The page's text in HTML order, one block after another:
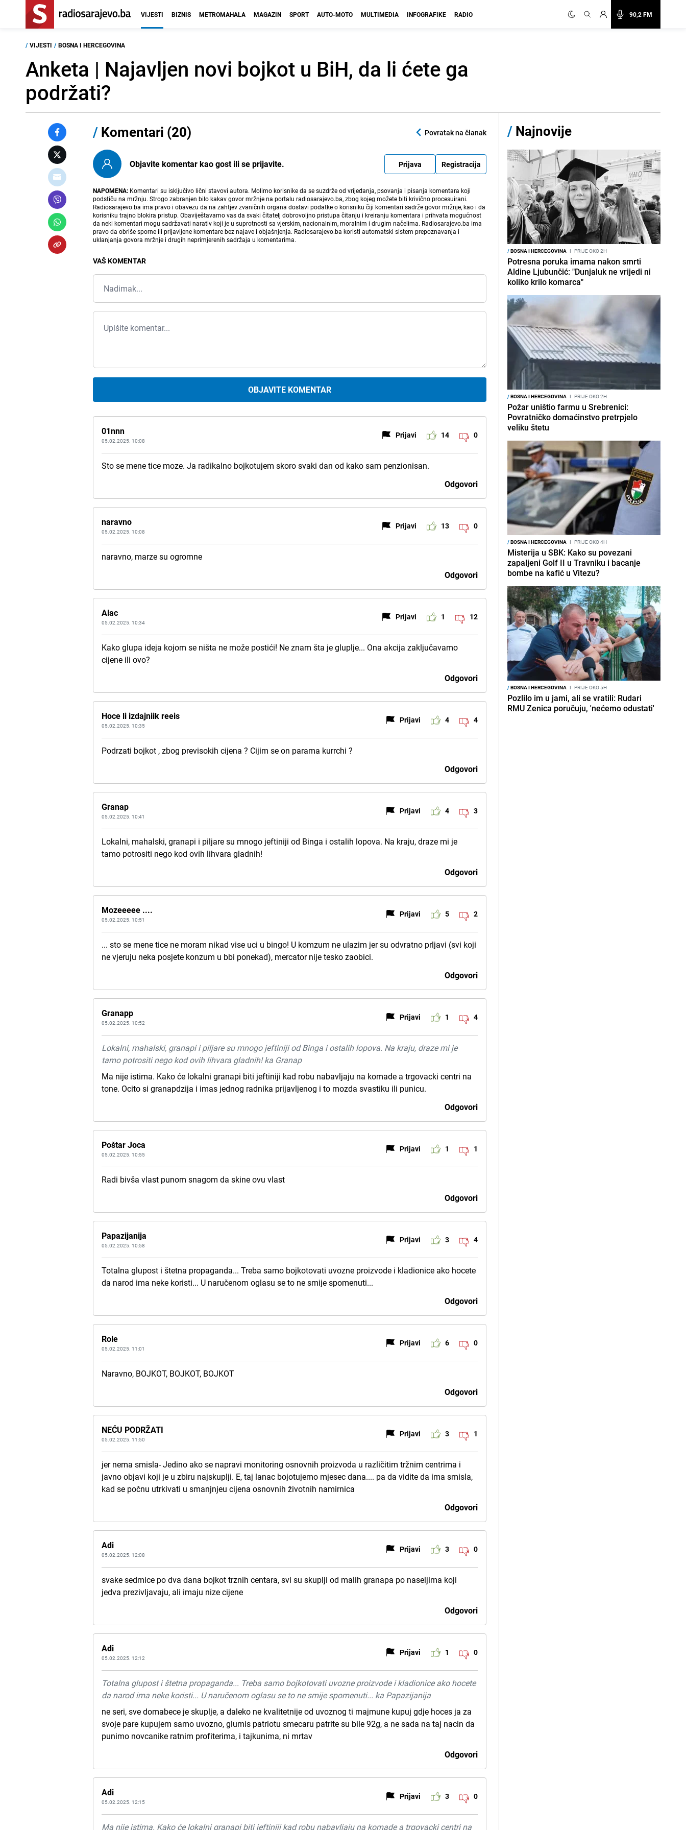
90,2 FM
VIJESTI BIZNIS METROMAHALA MAGAZIN SPORT AUTO-MOTO MULTIMEDIA INFOGRAFIKE RADIO
/ VIJESTI / BOSNA I HERCEGOVINA
Anketa | Najavljen novi bojkot u BiH, da li ćete ga
podržati?
/ Komentari (20) Povratak na članak
Objavite komentar kao gost ili se prijavite. Prijava Registracija
NAPOMENA: Komentari su isključivo lični stavovi autora. Molimo korisnike da se suzdrže od vrijeđanja, psovanja i pisanja komentara koji
podstiču na mržnju. Strogo zabranjen bilo kakav govor mržnje na portalu radiosarajevo.ba, zbog kojeg možete biti krivično procesuirani.
Radiosarajevo.ba ima pravo i obavezu da na zahtjev zvaničnih organa dostavi podatke o korisniku čiji komentari sadrže govor mržnje, kao i da
korisniku trajno blokira pristup. Obaviještavamo vas da svaki čitatelj dobrovoljno pristupa čitanju i kreiranju komentara i prihvata mogućnost
da neki komentari mogu sadržavati narativ koji je u suprotnosti sa vjerskim, nacionalnim, moralnim i drugim načelima. Radiosarajevo.ba ima
pravo da obriše sporne ili prijavljene komentare bez najave i objašnjenja. Radiosarajevo.ba koristi automatski sistem prepoznavanja i
uklanjanja govora mržnje i drugih neprimjerenih sadržaja u komentarima.
VAŠ KOMENTAR
OBJAVITE KOMENTAR
01nnn
05.02.2025. 10:08
Prijavi 14 0
Sto se mene tice moze. Ja radikalno bojkotujem skoro svaki dan od kako sam penzionisan.
Odgovori
naravno
05.02.2025. 10:08
Prijavi 13 0
naravno, marze su ogromne
Odgovori
Alac
05.02.2025. 10:34
Prijavi 1 12
Kako glupa ideja kojom se ništa ne može postići! Ne znam šta je gluplje... Ona akcija zaključavamo
cijene ili ovo?
Odgovori
Hoce li izdajniik reeis
05.02.2025. 10:35
Prijavi 4 4
Podrzati bojkot , zbog previsokih cijena ? Cijim se on parama kurrchi ?
Odgovori
Granap
05.02.2025. 10:41
Prijavi 4 3
Lokalni, mahalski, granapi i piljare su mnogo jeftiniji od Binga i ostalih lopova. Na kraju, draze mi je
tamo potrositi nego kod ovih lihvara gladnih!
Odgovori
Mozeeeee ....
05.02.2025. 10:51
Prijavi 5 2
... sto se mene tice ne moram nikad vise uci u bingo! U komzum ne ulazim jer su odvratno prljavi (svi koji
ne vjeruju neka posjete konzum u bbi ponekad), mercator nije tesko zaobici.
Odgovori
Granapp
05.02.2025. 10:52
Prijavi 1 4
Lokalni, mahalski, granapi i piljare su mnogo jeftiniji od Binga i ostalih lopova. Na kraju, draze mi je
tamo potrositi nego kod ovih lihvara gladnih! ka Granap
Ma nije istima. Kako će lokalni granapi biti jeftiniji kad robu nabavljaju na komade a trgovacki centri na
tone. Ocito si granapdzija i imas jednog radnika prijavljenog i to mozda svastiku ili punicu.
Odgovori
Poštar Joca
05.02.2025. 10:55
Prijavi 1 1
Radi bivša vlast punom snagom da skine ovu vlast
Odgovori
Papazijanija
05.02.2025. 10:58
Prijavi 3 4
Totalna glupost i štetna propaganda... Treba samo bojkotovati uvozne proizvode i kladionice ako hocete
da narod ima neke koristi... U naručenom oglasu se to ne smije spomenuti...
Odgovori
Role
05.02.2025. 11:01
Prijavi 6 0
Naravno, BOJKOT, BOJKOT, BOJKOT
Odgovori
NEĆU PODRŽATI
05.02.2025. 11:50
Prijavi 3 1
jer nema smisla- Jedino ako se napravi monitoring osnovnih proizvoda u različitim tržnim centrima i
javno objavi koji je u zbiru najskuplji. E, taj lanac bojotujemo mjesec dana.... pa da vidite da ima smisla,
kad se počnu utrkivati u smanjnjeu cijena osnovnih životnih namirnica
Odgovori
Adi
05.02.2025. 12:08
Prijavi 3 0
svake sedmice po dva dana bojkot trznih centara, svi su skuplji od malih granapa po naseljima koji
jedva prezivljavaju, ali imaju nize cijene
Odgovori
Adi
05.02.2025. 12:12
Prijavi 1 0
Totalna glupost i štetna propaganda... Treba samo bojkotovati uvozne proizvode i kladionice ako hocete
da narod ima neke koristi... U naručenom oglasu se to ne smije spomenuti... ka Papazijanija
ne seri, sve domabece je skuplje, a daleko ne kvalitetnije od uvoznog ti majmune kupuj gdje hoces ja za
svoje pare kupujem samo uvozno, glumis patriotu smecaru patrite su bile 92g, a ne sada na taj nacin da
punimo novcanike ratnim profiterima, i tajkunima, ni mrtav
Odgovori
Adi
05.02.2025. 12:15
Prijavi 3 0
Ma nije istima. Kako će lokalni granapi biti jeftiniji kad robu nabavljaju na komade a trgovacki centri na
/ Najnovije
/BOSNA I HERCEGOVINA I PRIJE OKO 2H
Potresna poruka imama nakon smrti
Aldine Ljubunčić: "Dunjaluk ne vrijedi ni
koliko krilo komarca"
/BOSNA I HERCEGOVINA I PRIJE OKO 2H
Požar uništio farmu u Srebrenici:
Povratničko domaćinstvo pretrpjelo
veliku štetu
/BOSNA I HERCEGOVINA I PRIJE OKO 4H
Misterija u SBK: Kako su povezani
zapaljeni Golf II u Travniku i bacanje
bombe na kafić u Vitezu?
/BOSNA I HERCEGOVINA I PRIJE OKO 5H
Pozlilo im u jami, ali se vratili: Rudari
RMU Zenica poručuju, 'nećemo odustati'